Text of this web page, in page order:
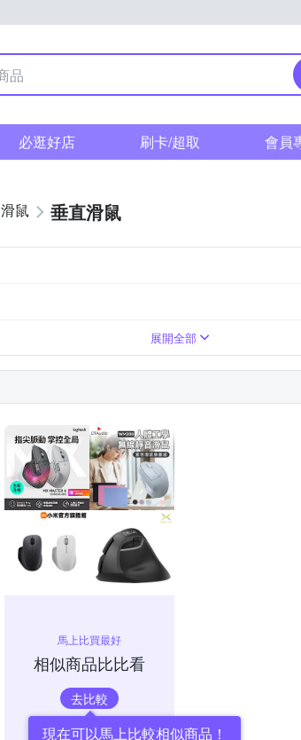
必逛好店 刷卡/超取 會員
滑鼠 垂直滑鼠
展開全部
馬上比買最好
相似商品比比看
去比較
現在可以馬上比較相似商品！